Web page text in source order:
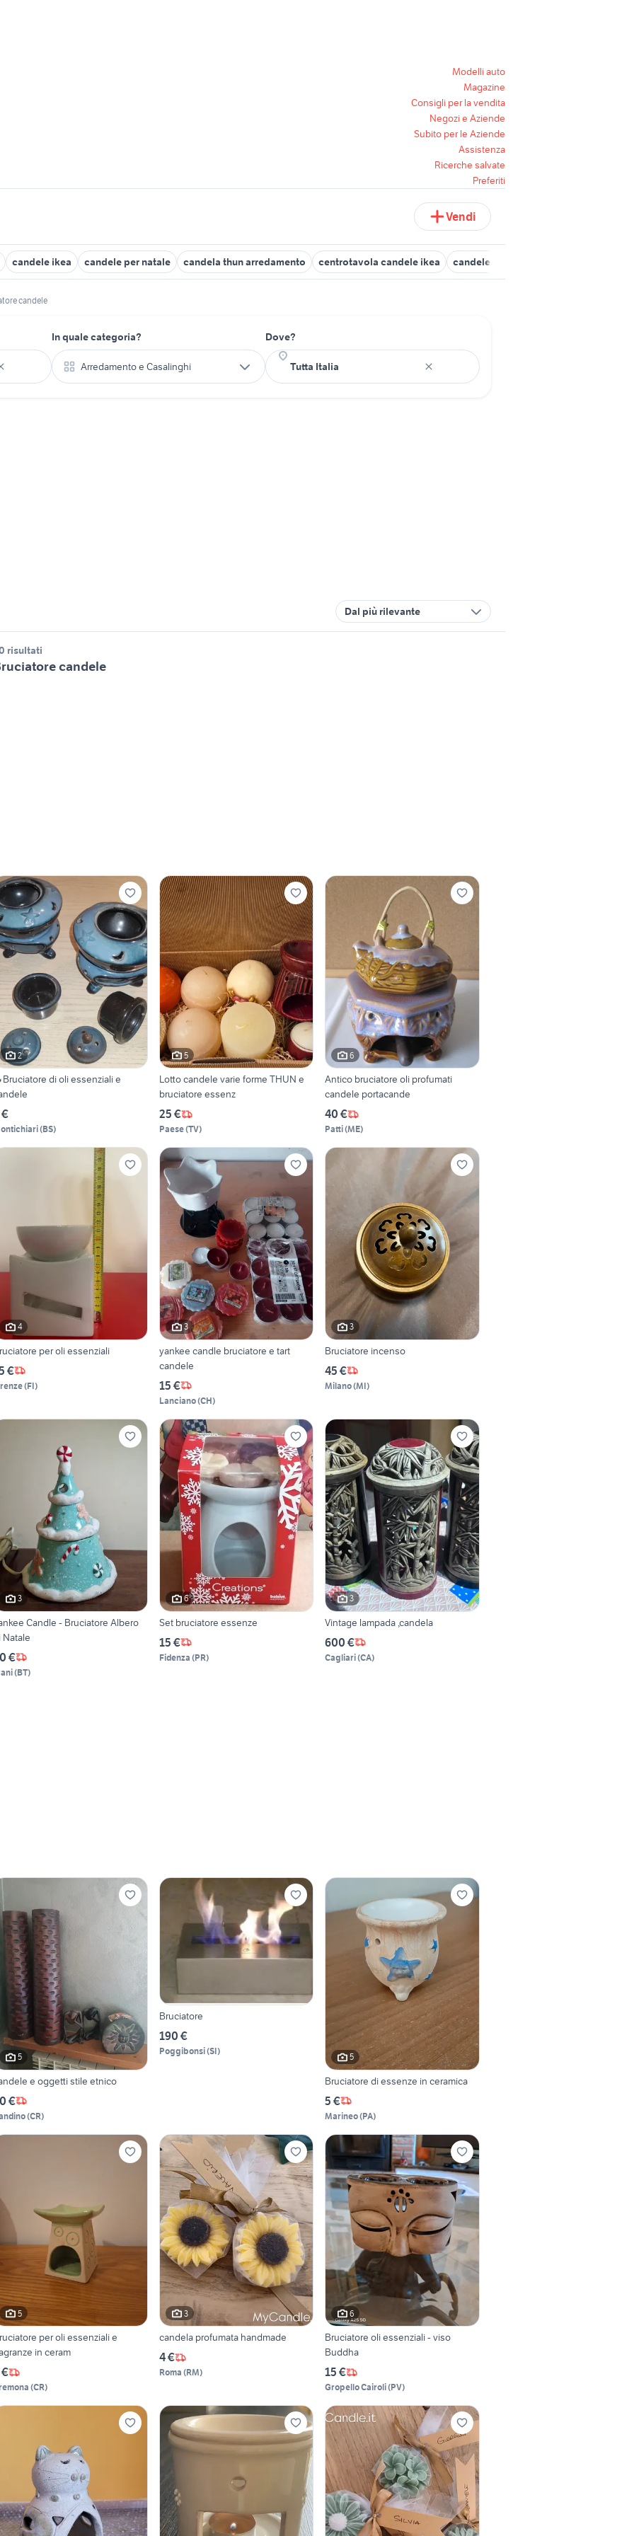
Modelli auto
Magazine
Consigli per la vendita
Negozi e Aziende
Subito per le Aziende
Assistenza
Ricerche salvate
Preferiti
Vendi
candele ikea candele per natale candela thun arredamento centrotavola candele ikea candele maison du monde
candele
In quale categoria?
Arredamento e Casalinghi
Dove?
Dal più rilevante
risultati
candele
2
di oli essenziali e
(BS)
5
Lotto candele varie forme THUN e
bruciatore essenz
25 €
Paese(TV)
6
Antico bruciatore oli profumati
candele portacande
40 €
Patti(ME)
4
per oli essenziali
€
(FI)
3
yankee candle bruciatore e tart
candele
15 €
Lanciano(CH)
3
Bruciatore incenso
45 €
Milano(MI)
3
Candle - Bruciatore Albero
Natale
€
(BT)
6
Set bruciatore essenze
15 €
Fidenza (PR)
3
Vintage lampada ,candela
600 €
Cagliari(CA)
5
e oggetti stile etnico
€
(CR)
Bruciatore
190 €
Poggibonsi(SI)
5
Bruciatore di essenze in ceramica
5 €
Marineo(PA)
5
per oli essenziali e
in ceram
(CR)
3
candela profumata handmade
4 €
Roma (RM)
6
Bruciatore oli essenziali - viso
Buddha
15 €
Gropello Cairoli(PV)